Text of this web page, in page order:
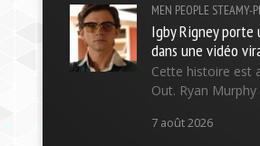
MEN PEOPLE STEAMY-
Igby Rigney
dans une vidéo
Cette histoire est
Out. Ryan Murphy
7 août 2026